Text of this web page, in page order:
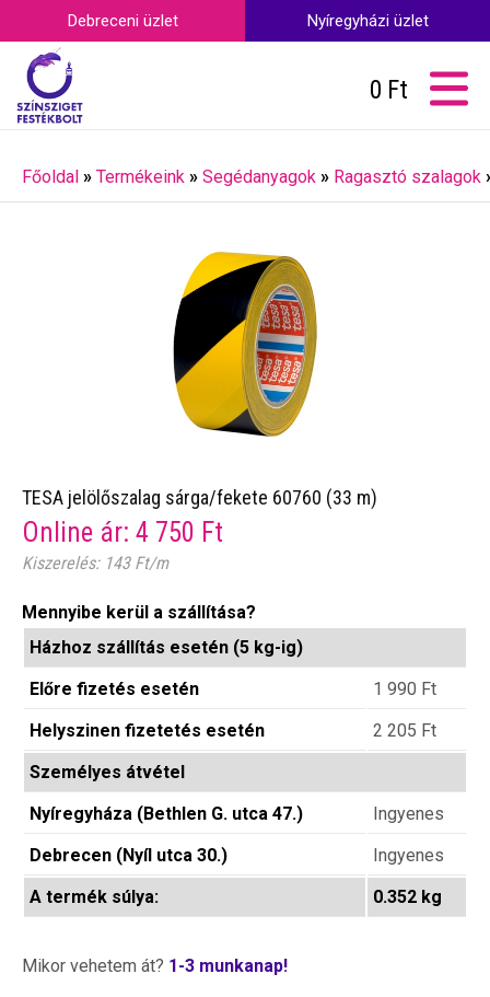
Debreceni üzlet Nyíregyházi üzlet
0 Ft
Főoldal » Termékeink » Segédanyagok » Ragasztó szalagok
TESA jelölőszalag sárga/fekete 60760 (33 m)
Online ár: 4 750 Ft
Kiszerelés: 143 Ft/m
Mennyibe kerül a szállítása?
Házhoz szállítás esetén (5 kg-ig)
Előre fizetés esetén
1 990 Ft
Helyszinen fizetetés esetén
2 205 Ft
Személyes átvétel
Nyíregyháza (Bethlen G. utca 47.)
Ingyenes
Debrecen (Nyíl utca 30.)
Ingyenes
A termék súlya:
0.352 kg
Mikor vehetem át? 1-3 munkanap!